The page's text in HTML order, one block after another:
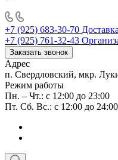
+7 (925) 683-30-70
+7 (925) 761-32-43
Заказать звонок
Адрес
п. Свердловский, мкр.
Режим работы
Пн. – Чт.: с 12:00 до 23:00
Пт. Сб. Вс.: с 12:00 до 24:00